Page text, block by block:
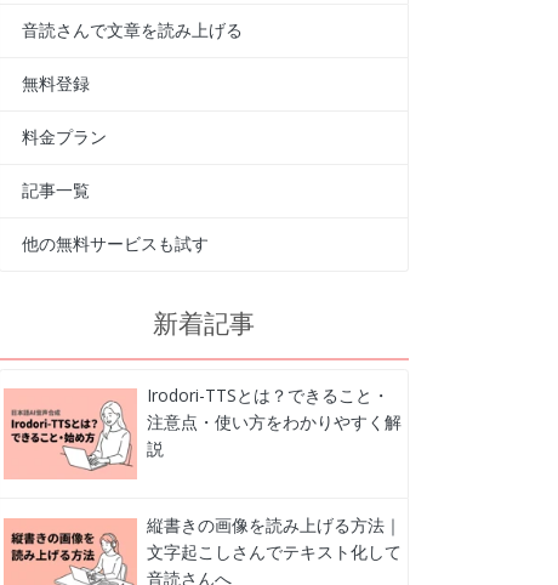
音読さんで文章を読み上げる
無料登録
料金プラン
記事一覧
他の無料サービスも試す
新着記事
Irodori-TTSとは？できること・
注意点・使い方をわかりやすく解
説
縦書きの画像を読み上げる方法｜
文字起こしさんでテキスト化して
音読さんへ